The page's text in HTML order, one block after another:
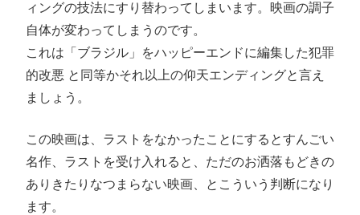
ィングの技法にすり替わってしまいます。映画の調子
自体が変わってしまうのです。
これは「ブラジル」をハッピーエンドに編集した犯罪
的改悪 と同等かそれ以上の仰天エンディングと言え
ましょう。
この映画は、ラストをなかったことにするとすんごい
名作、ラストを受け入れると、ただのお洒落もどきの
ありきたりなつまらない映画、とこういう判断になり
ます。